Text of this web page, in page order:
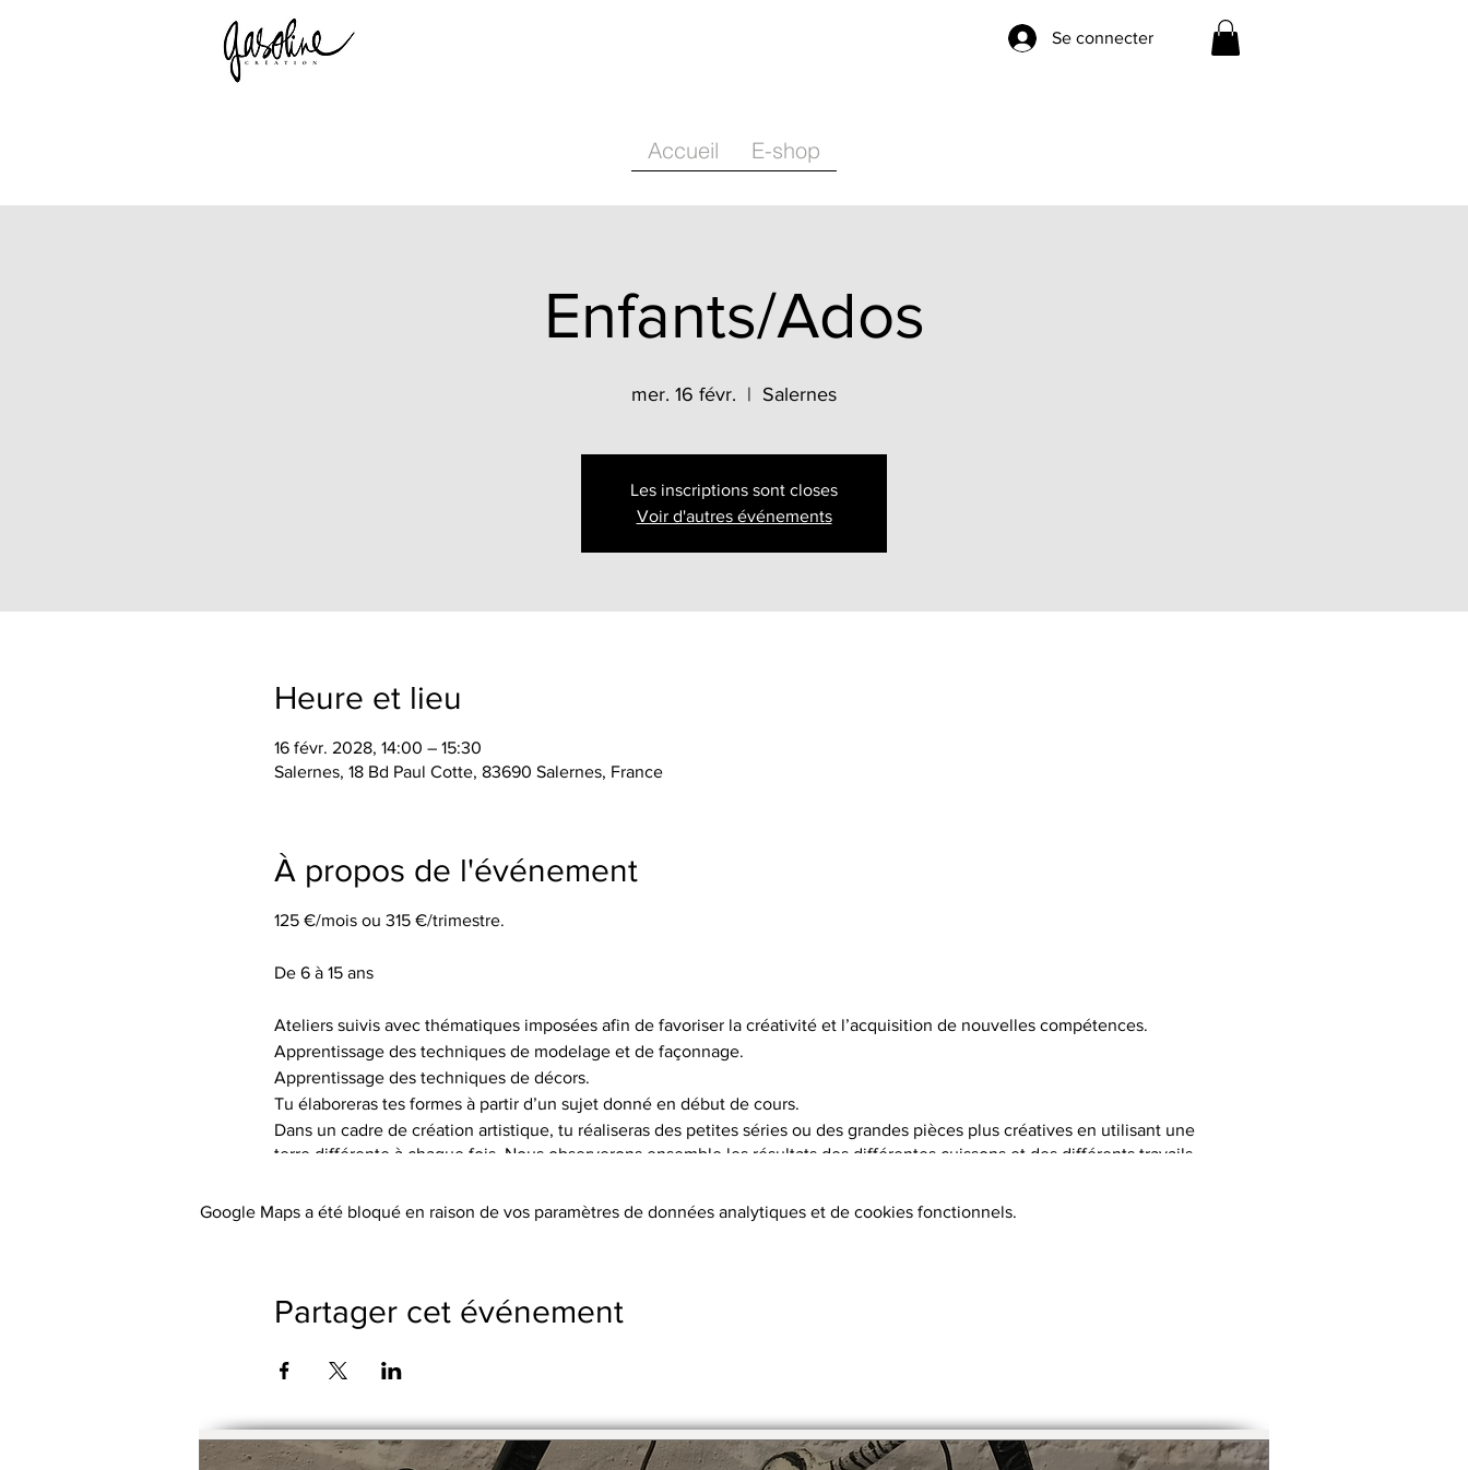
Se connecter
Accueil E-shop
Enfants/Ados
mer. 16 févr.
  |
Salernes
Les inscriptions sont closes
Voir d'autres événements
Heure et lieu
16 févr. 2028, 14:00 – 15:30
Salernes, 18 Bd Paul Cotte, 83690 Salernes, France
À propos de l'événement
125 €/mois ou 315 €/trimestre.
De 6 à 15 ans
Ateliers suivis avec thématiques imposées afin de favoriser la créativité et l’acquisition de nouvelles compétences.
Apprentissage des techniques de modelage et de façonnage.
Apprentissage des techniques de décors.
Tu élaboreras tes formes à partir d’un sujet donné en début de cours.
Dans un cadre de création artistique, tu réaliseras des petites séries ou des grandes pièces plus créatives en utilisant une
terre différente à chaque fois. Nous observerons ensemble les résultats des différentes cuissons et des différents travails
Tu auras à ta disposition le choix de 5 terres différentes, et pas moins de 15 engobes.
Pas de cotisation ou de frais supplémentaires
Google Maps a été bloqué en raison de vos paramètres de données analytiques et de cookies fonctionnels.
Partager cet événement